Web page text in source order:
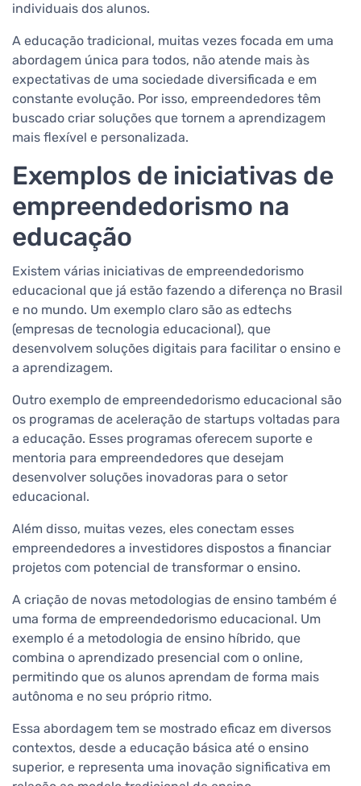
individuais dos alunos.
A educação tradicional, muitas vezes focada em uma
abordagem única para todos, não atende mais às
expectativas de uma sociedade diversificada e em
constante evolução. Por isso, empreendedores têm
buscado criar soluções que tornem a aprendizagem
mais flexível e personalizada.
Exemplos de iniciativas de
empreendedorismo na
educação
Existem várias iniciativas de empreendedorismo
educacional que já estão fazendo a diferença no Brasil
e no mundo. Um exemplo claro são as edtechs
(empresas de tecnologia educacional), que
desenvolvem soluções digitais para facilitar o ensino e
a aprendizagem.
Outro exemplo de empreendedorismo educacional são
os programas de aceleração de startups voltadas para
a educação. Esses programas oferecem suporte e
mentoria para empreendedores que desejam
desenvolver soluções inovadoras para o setor
educacional.
Além disso, muitas vezes, eles conectam esses
empreendedores a investidores dispostos a financiar
projetos com potencial de transformar o ensino.
A criação de novas metodologias de ensino também é
uma forma de empreendedorismo educacional. Um
exemplo é a metodologia de ensino híbrido, que
combina o aprendizado presencial com o online,
permitindo que os alunos aprendam de forma mais
autônoma e no seu próprio ritmo.
Essa abordagem tem se mostrado eficaz em diversos
contextos, desde a educação básica até o ensino
superior, e representa uma inovação significativa em